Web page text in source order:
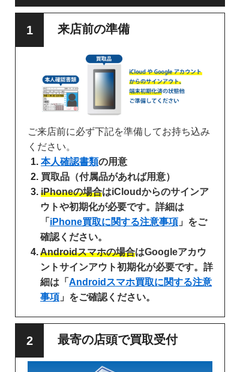
来店前の準備
ご来店前に必ず下記を準備してお持ち込み
ください。
本人確認書類の用意
買取品（付属品があれば用意）
iPhoneの場合はiCloudからのサインア
ウトや初期化が必要です。詳細は
「 iPhone買取に関する注意事項 」をご
確認ください。
Androidスマホの場合はGoogleアカウ
ントサインアウト初期化が必要です。詳
細は「 Androidスマホ買取に関する注意
事項 」をご確認ください。
最寄の店頭で買取受付